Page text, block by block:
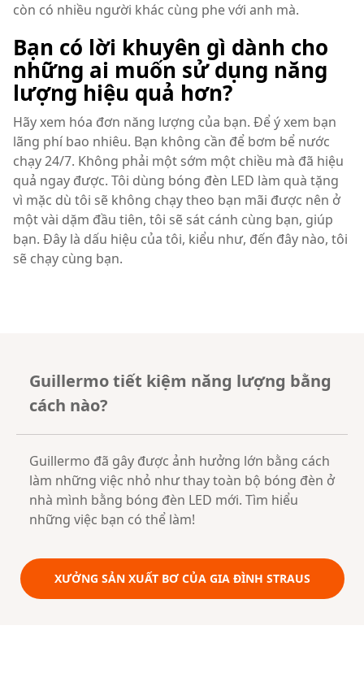
còn có nhiều người khác cùng phe với anh mà.
Bạn có lời khuyên gì dành cho
những ai muốn sử dụng năng
lượng hiệu quả hơn?
Hãy xem hóa đơn năng lượng của bạn. Để ý xem bạn
lãng phí bao nhiêu. Bạn không cần để bơm bể nước
chạy 24/7. Không phải một sớm một chiều mà đã hiệu
quả ngay được. Tôi dùng bóng đèn LED làm quà tặng
vì mặc dù tôi sẽ không chạy theo bạn mãi được nên ở
một vài dặm đầu tiên, tôi sẽ sát cánh cùng bạn, giúp
bạn. Đây là dấu hiệu của tôi, kiểu như, đến đây nào, tôi
sẽ chạy cùng bạn.
Guillermo tiết kiệm năng lượng bằng
cách nào?
Guillermo đã gây được ảnh hưởng lớn bằng cách
làm những việc nhỏ như thay toàn bộ bóng đèn ở
nhà mình bằng bóng đèn LED mới. Tìm hiểu
những việc bạn có thể làm!
XƯỞNG SẢN XUẤT BƠ CỦA GIA ĐÌNH STRAUS